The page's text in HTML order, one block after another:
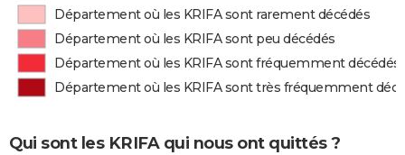
Département où les KRIFA sont rarement décédés
Département où les KRIFA sont peu décédés
Département où les KRIFA sont fréquemment décédés
Département où les KRIFA sont très fréquemment
Qui sont les KRIFA qui nous ont quittés ?